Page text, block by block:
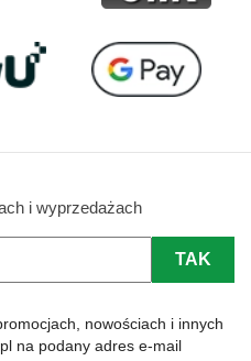
i wyprzedażach
nowościach i innych
na podany adres e-mail